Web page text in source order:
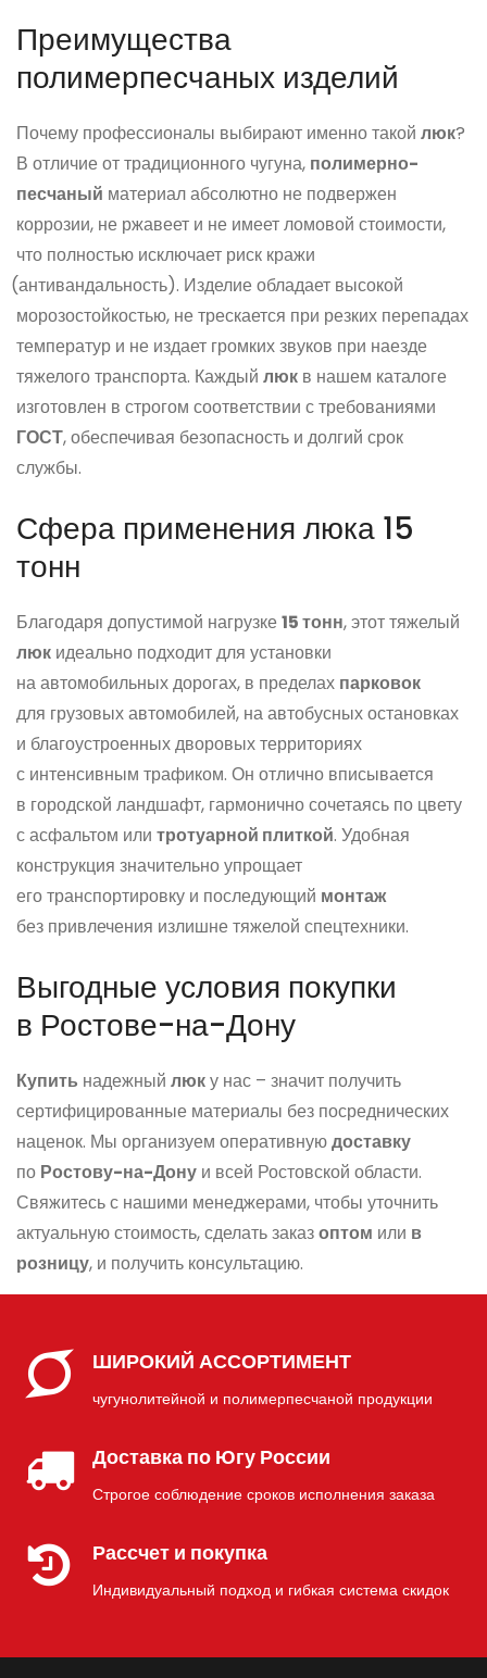
Преимущества
полимерпесчаных изделий
Почему профессионалы выбирают именно такой люк?
В отличие от традиционного чугуна, полимерно-
песчаный материал абсолютно не подвержен
коррозии, не ржавеет и не имеет ломовой стоимости,
что полностью исключает риск кражи
(антивандальность). Изделие обладает высокой
морозостойкостью, не трескается при резких перепадах
температур и не издает громких звуков при наезде
тяжелого транспорта. Каждый люк в нашем каталоге
изготовлен в строгом соответствии с требованиями
ГОСТ, обеспечивая безопасность и долгий срок
службы.
Сфера применения люка 15
тонн
Благодаря допустимой нагрузке15 тонн, этот тяжелый
люк идеально подходит для установки
на автомобильных дорогах, в пределах парковок
для грузовых автомобилей, на автобусных остановках
и благоустроенных дворовых территориях
с интенсивным трафиком. Он отлично вписывается
в городской ландшафт, гармонично сочетаясь по цвету
с асфальтом или тротуарной плиткой. Удобная
конструкция значительно упрощает
его транспортировку и последующий монтаж
без привлечения излишне тяжелой спецтехники.
Выгодные условия покупки
в Ростове-на-Дону
Купить надежный люку нас – значит получить
сертифицированные материалы без посреднических
наценок. Мы организуем оперативнуюдоставку
по Ростову-на-Дону и всей Ростовской области.
Свяжитесь с нашими менеджерами, чтобы уточнить
актуальную стоимость, сделать заказоптом или в
розницу, и получить консультацию.
ШИРОКИЙ АССОРТИМЕНТ
чугунолитейной и полимерпесчаной продукции
Доставка по Югу России
Строгое соблюдение сроков исполнения заказа
Рассчет и покупка
Индивидуальный подход и гибкая система скидок